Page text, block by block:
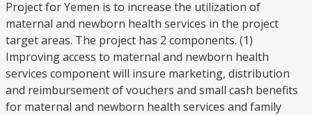
Project for Yemen is to increase the utilization of
maternal and newborn health services in the project
target areas. The project has 2 components. (1)
Improving access to maternal and newborn health
services component will insure marketing, distribution
and reimbursement of vouchers and small cash benefits
for maternal and newborn health services and family